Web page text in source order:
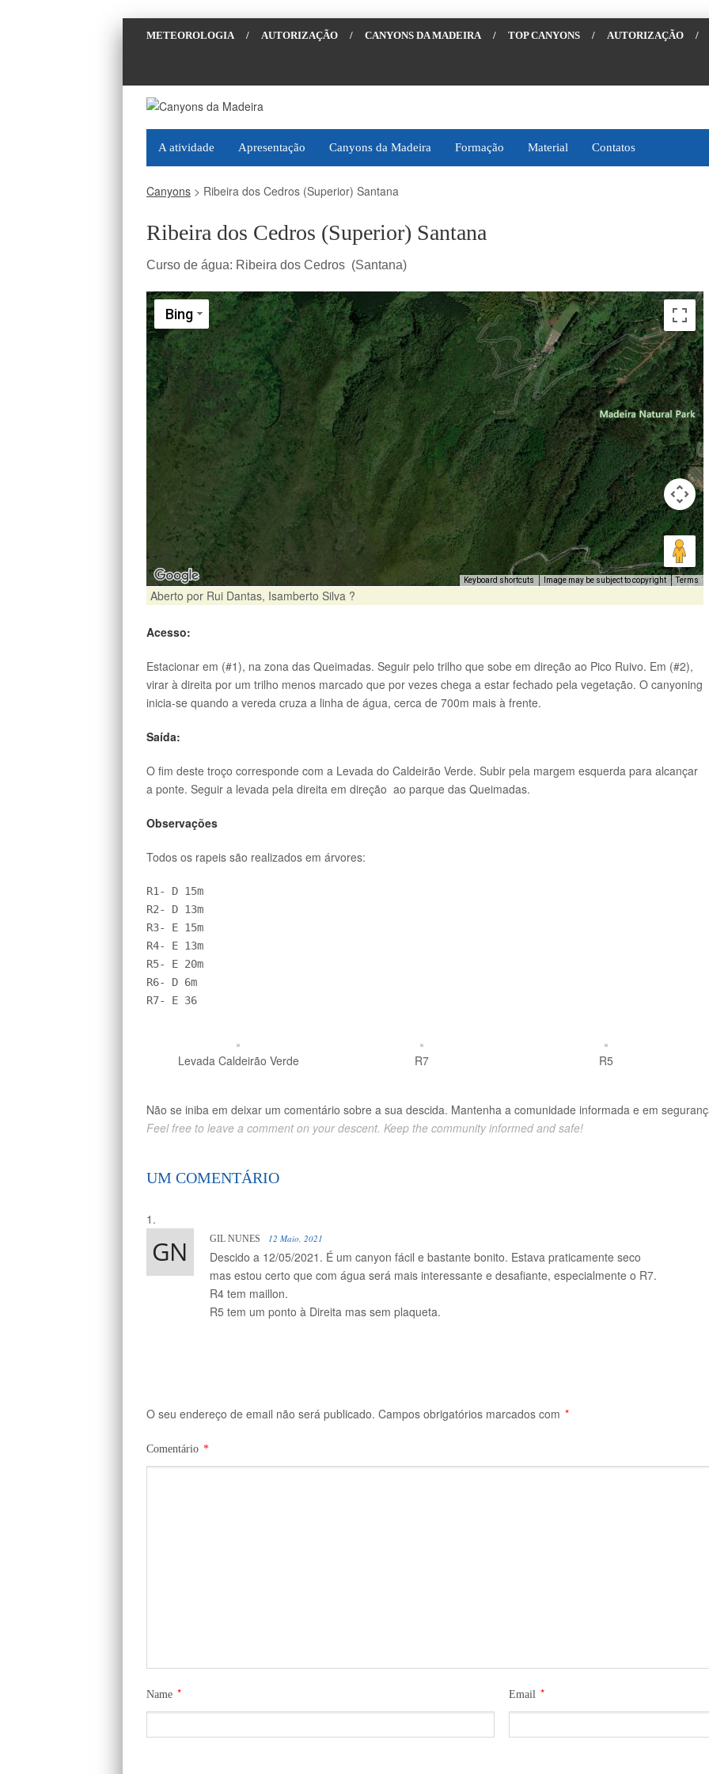
METEOROLOGIA / AUTORIZAÇÃO / CANYONS DA MADEIRA / TOP CANYONS / AUTORIZAÇÃO /
A atividade Apresentação Canyons da Madeira Formação Material Contatos
Canyons > Ribeira dos Cedros (Superior) Santana
Ribeira dos Cedros (Superior) Santana
Curso de água: Ribeira dos Cedros (Santana)
Bing
Keyboard shortcuts Image may be subject to copyright Terms
Aberto por Rui Dantas, Isamberto Silva ?
Acesso:
Estacionar em (#1), na zona das Queimadas. Seguir pelo trilho que sobe em direção ao Pico Ruivo. Em (#2),
virar à direita por um trilho menos marcado que por vezes chega a estar fechado pela vegetação. O canyoning
inicia-se quando a vereda cruza a linha de água, cerca de 700m mais à frente.
Saída:
O fim deste troço corresponde com a Levada do Caldeirão Verde. Subir pela margem esquerda para alcançar
a ponte. Seguir a levada pela direita em direção ao parque das Queimadas.
Observações
Todos os rapeis são realizados em árvores:
R1- D 15m
R2- D 13m
R3- E 15m
R4- E 13m
R5- E 20m
R6- D 6m
R7- E 36
Levada Caldeirão Verde R7 R5
Não se iniba em deixar um comentário sobre a sua descida. Mantenha a comunidade informada e em
Feel free to leave a comment on your descent. Keep the community informed and safe!
UM COMENTÁRIO
GIL NUNES 12 Maio, 2021
Descido a 12/05/2021. É um canyon fácil e bastante bonito. Estava praticamente seco
mas estou certo que com água será mais interessante e desafiante, especialmente o R7.
R4 tem maillon.
R5 tem um ponto à Direita mas sem plaqueta.
O seu endereço de email não será publicado. Campos obrigatórios marcados com *
Comentário *
Name * Email *